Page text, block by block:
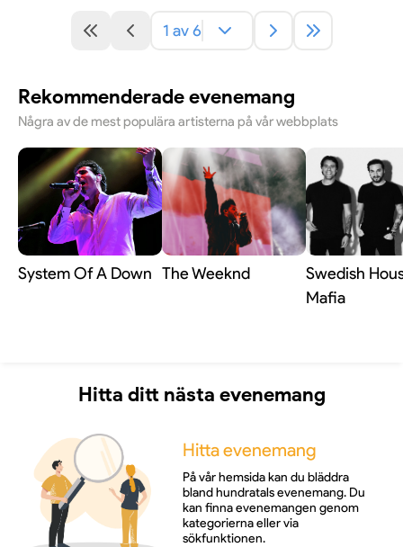
1 av 6
Rekommenderade evenemang
Några av de mest populära artisterna på vår webbplats
System Of A Down The Weeknd
Swedish
Mafia
Hitta ditt nästa evenemang
Hitta evenemang
På vår hemsida kan du bläddra
bland hundratals evenemang. Du
kan finna evenemangen genom
kategorierna eller via
sökfunktionen.